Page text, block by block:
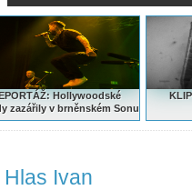
Hollywoodské
zazářily v brněnském Sonu
Ivan